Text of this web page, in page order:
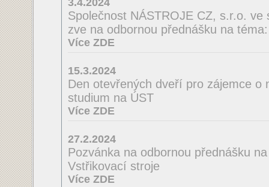
3.4.2024
Společnost NÁSTROJE CZ, s.r.o. ve
zve na odbornou přednášku na
Více ZDE
15.3.2024
Den otevřených dveří pro zájemce o
studium na ÚST
Více ZDE
27.2.2024
Pozvánka na odbornou přednášku
Vstřikovací stroje
Více ZDE